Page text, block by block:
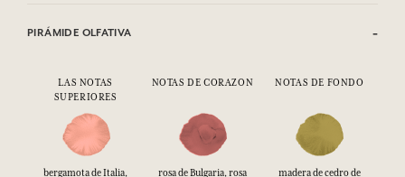
PIRÁMIDE OLFATIVA
LAS NOTAS
SUPERIORES
NOTAS DE CORAZON NOTAS DE FONDO
bergamota de Italia,
rosa de Bulgaria, rosa
madera de cedro de